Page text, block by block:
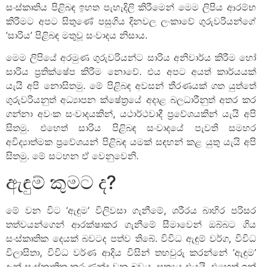
සංස්කෘතිය පිළිබඳ ඉහත පැහැදිලි කිරීමෙන් මෙම ලිපිය ආරම්භ
කිරීමට අපට සිතුණේ පසුගිය දිනවල ලංකාවේ ගුරුවරියන්ගේ
‘සාරිය’ පිළිබඳ මතුවූ සංවාදය නිසාය.
මෙම ලිපියේ අරමුණ ගුරුවරියන්ට සාරිය අනිවාර්ය කිරීම හෝ
සාරිය ප්‍රතික්ෂේප කිරීම නොවේ. එය අපට අයත් කාර්යයක්
යැයි අපි නොසිතමු. මේ පිළිබඳ අවසන් තීරණයක් ගත යුත්තේ
ගුරුවරියනුත් අධ්‍යාපන ක්ෂේත්‍රයේ අදාළ බලධාරීනුත් අතර කර
ගන්නා අවංක සංවාදයකින්, යථාර්ථවාදී ප්‍රවේශයකින් යැයි අපි
සිතමු. එහෙත් සාරිය පිළිබඳ සංවාදයේ පැවති සමහර
අවිද්‍යාත්මක ප්‍රවේශයන් පිළිබඳ යමක් සඳහන් කළ යුතු යැයි අපි
සිතමු. මේ සටහන ඒ වෙනුවෙනි.
ඇඳුම් කුමට ද?
මේ වන විට ‘ඇඳුම’ විලිවසා ගැනීමේ, ශරීරය බාහිර පරිසර
තත්වයන්ගෙන් ආරක්ෂාකර ගැනීමේ සීමාවෙන් ඔබ්බට ගිය
සංස්කෘතික දෙයක් බවටද පත්ව තිබේ. විවිධ ඇඳුම් වර්ග, විවිධ
විලාසිතා, විවිධ වර්ණ ආදිය විසින් තහවුරු කරන්නේ ‘ඇඳුම’